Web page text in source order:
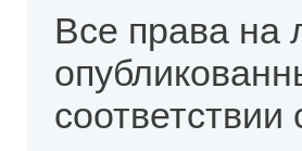
Все права